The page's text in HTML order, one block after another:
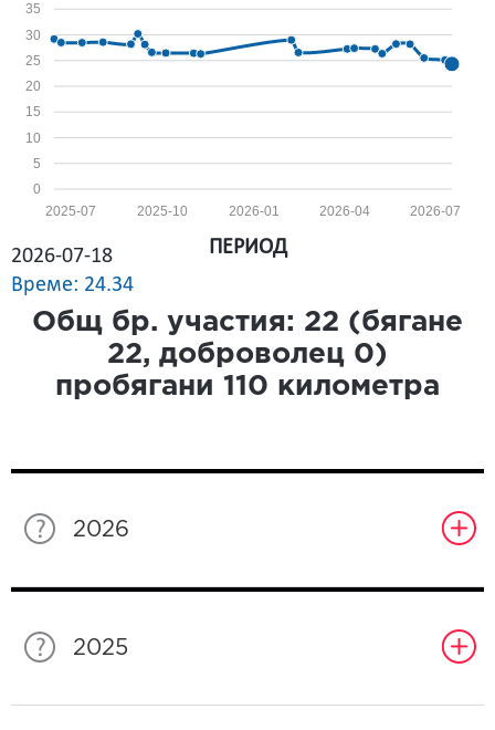
0
5
10
15
20
25
30
35
2026-07
2026-04
2026-01
2025-10
2025-07
2026-07-18
Време: 24.34
ПЕРИОД
Общ бр. участия: 22 (бягане
22, доброволец 0)
пробягани 110 километра
2026
2025